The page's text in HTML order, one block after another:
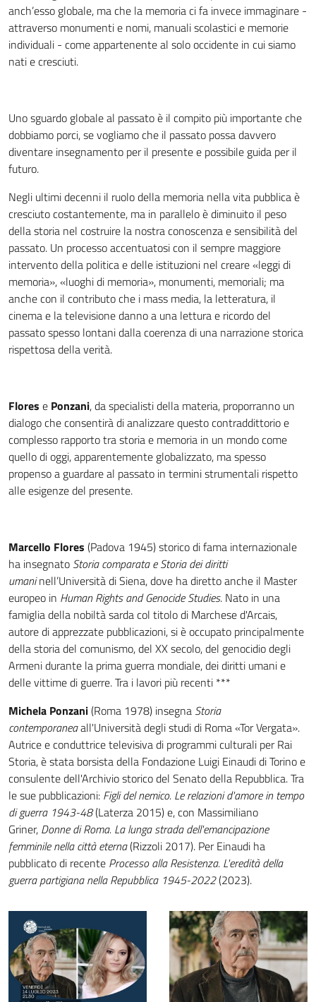
anch’esso globale, ma che la memoria ci fa invece immaginare -
attraverso monumenti e nomi, manuali scolastici e memorie
individuali - come appartenente al solo occidente in cui siamo
nati e cresciuti.
Uno sguardo globale al passato è il compito più importante che
dobbiamo porci, se vogliamo che il passato possa davvero
diventare insegnamento per il presente e possibile guida per il
futuro.
Negli ultimi decenni il ruolo della memoria nella vita pubblica è
cresciuto costantemente, ma in parallelo è diminuito il peso
della storia nel costruire la nostra conoscenza e sensibilità del
passato. Un processo accentuatosi con il sempre maggiore
intervento della politica e delle istituzioni nel creare «leggi di
memoria», «luoghi di memoria», monumenti, memoriali; ma
anche con il contributo che i mass media, la letteratura, il
cinema e la televisione danno a una lettura e ricordo del
passato spesso lontani dalla coerenza di una narrazione storica
rispettosa della verità.
Flores e Ponzani, da specialisti della materia, proporranno un
dialogo che consentirà di analizzare questo contraddittorio e
complesso rapporto tra storia e memoria in un mondo come
quello di oggi, apparentemente globalizzato, ma spesso
propenso a guardare al passato in termini strumentali rispetto
alle esigenze del presente.
Marcello Flores (Padova 1945)storico di fama internazionale
ha insegnato Storia comparata e Storia dei diritti
umaninell’Università di Siena, dove ha diretto anche il Master
europeo in Human Rights and Genocide Studies. Nato in una
famiglia della nobiltà sarda col titolo di Marchese d'Arcais,
autore di apprezzate pubblicazioni, si è occupato principalmente
della storia del comunismo, del XX secolo, del genocidio degli
Armeni durante la prima guerra mondiale, dei diritti umani e
delle vittime di guerre. Tra i lavori più recenti ***
Michela Ponzani(Roma 1978) insegna Storia
contemporaneaall'Università degli studi di Roma «Tor Vergata».
Autrice e conduttrice televisiva di programmi culturali per Rai
Storia, è stata borsista della Fondazione Luigi Einaudi di Torino e
consulente dell'Archivio storico del Senato della Repubblica. Tra
le sue pubblicazioni: Figli del nemico. Le relazioni d'amore in tempo
di guerra 1943-48(Laterza 2015) e, con Massimiliano
Griner, Donne di Roma. La lunga strada dell'emancipazione
femminile nella città eterna(Rizzoli 2017). Per Einaudi ha
pubblicato di recente Processo alla Resistenza. L'eredità della
guerra partigiana nella Repubblica 1945-2022(2023).